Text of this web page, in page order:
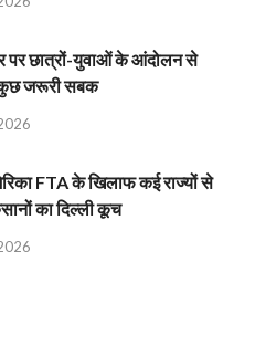
पर छात्रों-युवाओं के आंदोलन से
जरूरी सबक
FTA के खिलाफ कई राज्यों से
का दिल्ली कूच